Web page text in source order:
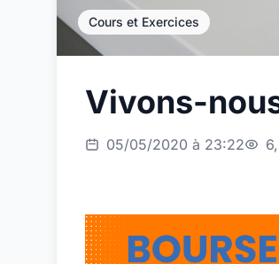
Cours et Exercices
Vivons-
05/05/2020 à 23:22